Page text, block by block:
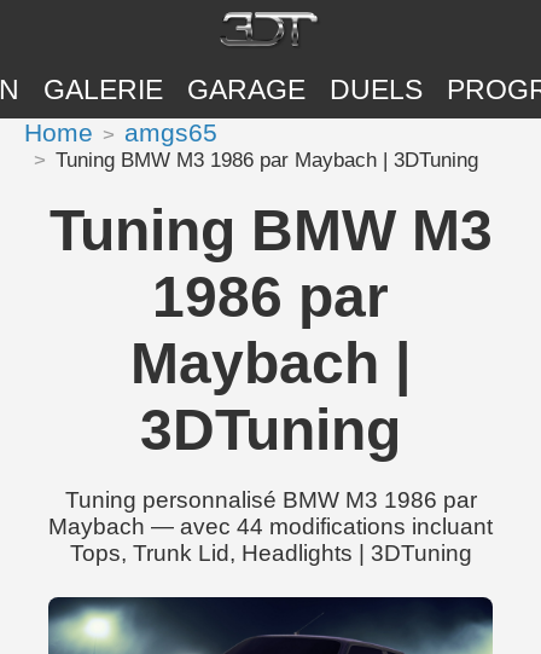
GALERIE GARAGE DUELS
Home amgs65
Tuning BMW M3 1986 par Maybach | 3DTuning
Tuning BMW M3
1986 par
Maybach |
3DTuning
Tuning personnalisé BMW M3 1986 par
Maybach — avec 44 modifications incluant
Tops, Trunk Lid, Headlights | 3DTuning